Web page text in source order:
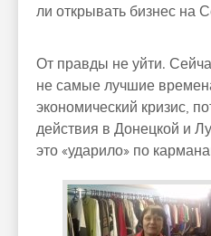
ли открывать бизнес на
От правды не уйти.
не самые лучшие
экономический кризис,
действия в Донецкой и
это «ударило» по